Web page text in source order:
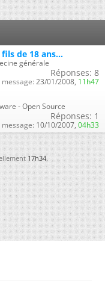
de 18 ans...
générale
Réponses: 8
23/01/2008, 11h47
- Open Source
Réponses: 1
10/10/2007, 04h33
17h34.